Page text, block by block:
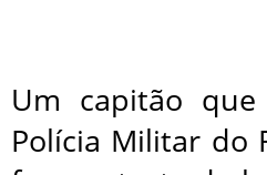
Um capitão
Polícia Militar do